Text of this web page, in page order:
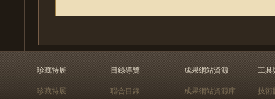
珍藏特展
珍藏特展
目錄導覽
聯合目錄
成果網站資源
成果網站資源庫
工具
技術